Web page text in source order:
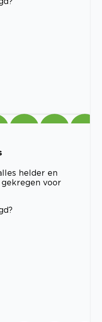
helder en
voor